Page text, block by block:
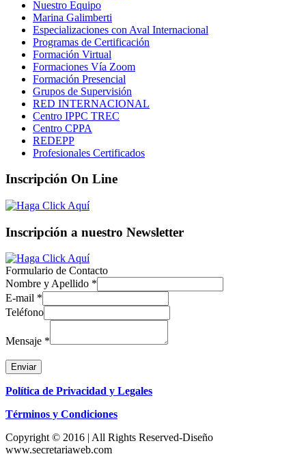
Nuestro Equipo
Marina Galimberti
Especializaciones con Aval Internacional
Programas de Certificación
Formación Virtual
Formaciones Vía Zoom
Formación Presencial
Grupos de Supervisión
RED INTERNACIONAL
Centro IPPC TREC
Centro CPPA
REDEPP
Profesionales Certificados
Inscripción On Line
Inscripción a nuestro Newsletter
Formulario de Contacto
Nombre y Apellido *
E-mail *
Teléfono
Mensaje *
Enviar
Política de Privacidad y Legales
Términos y Condiciones
Copyright © 2016 | All Rights Reserved-Diseño
www.secretariaweb.com